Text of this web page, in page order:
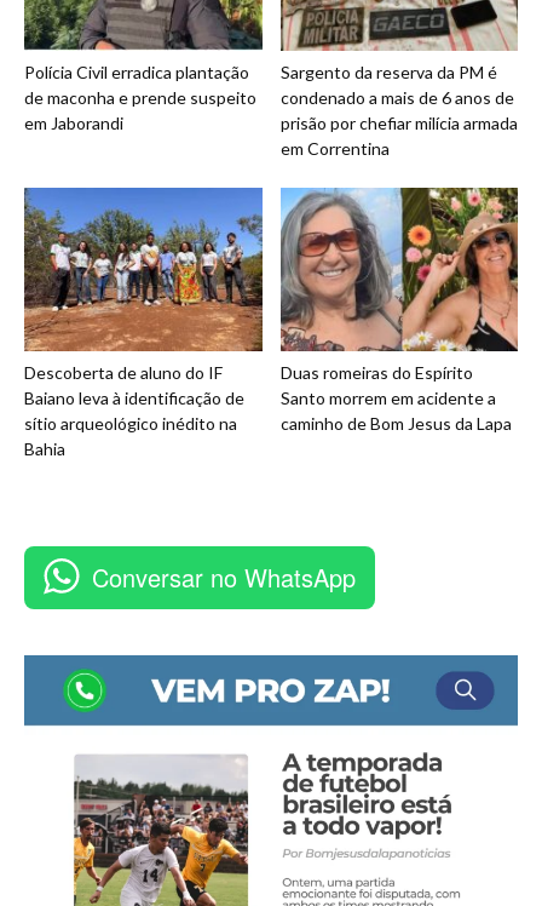
Polícia Civil erradica plantação
de maconha e prende suspeito
em Jaborandi
Sargento da reserva da PM é
condenado a mais de 6 anos de
prisão por chefiar milícia armada
em Correntina
Descoberta de aluno do IF
Baiano leva à identificação de
sítio arqueológico inédito na
Bahia
Duas romeiras do Espírito
Santo morrem em acidente a
caminho de Bom Jesus da Lapa
Conversar no WhatsApp